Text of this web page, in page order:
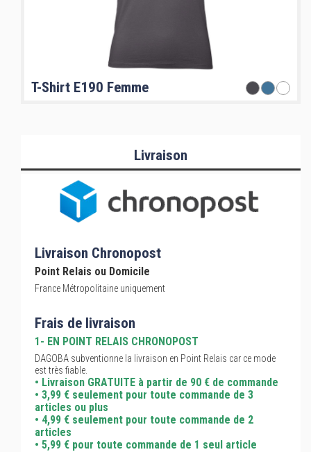
T-Shirt E190 Femme
Livraison
Livraison Chronopost
Point Relais ou Domicile
France Métropolitaine uniquement
Frais de livraison
1- EN POINT RELAIS CHRONOPOST
DAGOBA subventionne la livraison en Point Relais car ce mode
est très fiable.
• Livraison GRATUITE à partir de 90 € de commande
• 3,99 € seulement pour toute commande de 3
articles ou plus
• 4,99 € seulement pour toute commande de 2
articles
• 5,99 € pour toute commande de 1 seul article